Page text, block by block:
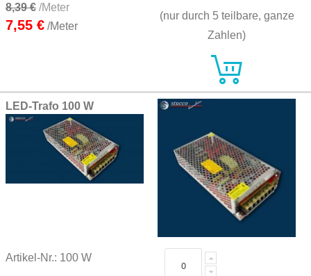
8,39 € /Meter
7,55 € /Meter
(nur durch 5 teilbare, ganze
Zahlen)
LED-Trafo 100 W
Artikel-Nr.: 100 W